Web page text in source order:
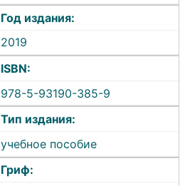
Год издания:
2019
ISBN:
978-5-93190-385-9
Тип издания:
учебное пособие
Гриф: